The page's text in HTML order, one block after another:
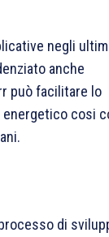
negli
anche
può facilitare lo
cosi
di